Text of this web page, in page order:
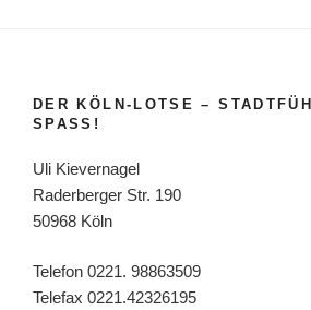
DER KÖLN-LOTSE –
SPASS!
Uli Kievernagel
Raderberger Str. 190
50968 Köln
Telefon 0221. 98863509
Telefax 0221.42326195